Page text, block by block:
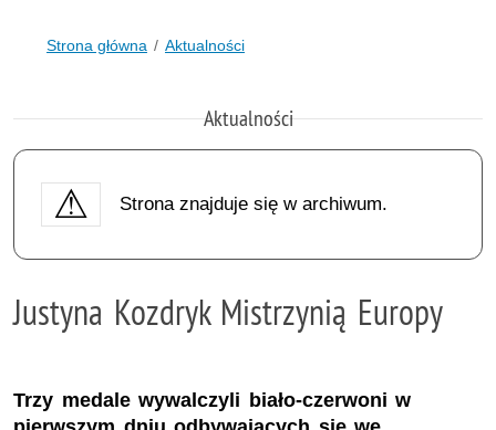
Strona główna Aktualności
Aktualności
Strona znajduje się w archiwum.
Justyna Kozdryk Mistrzynią Europy
Trzy medale wywalczyli biało-czerwoni w